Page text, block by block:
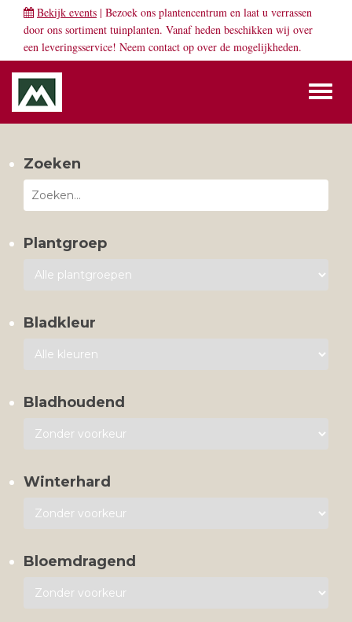
Bekijk events | Bezoek ons plantencentrum en laat u verrassen
door ons sortiment tuinplanten. Vanaf heden beschikken wij over
een leveringsservice! Neem contact op over de mogelijkheden.
Zoeken
Plantgroep
Bladkleur
Bladhoudend
Winterhard
Bloemdragend